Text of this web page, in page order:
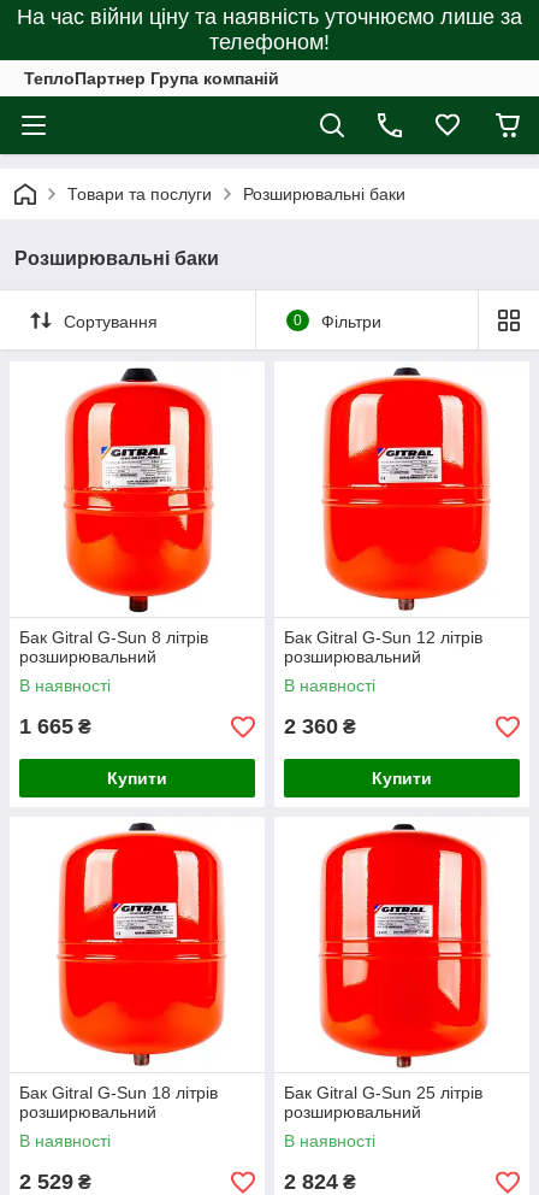
На час війни ціну та наявність уточнюємо лише за
телефоном!
ТеплоПартнер Група компаній
Товари та послуги Розширювальні баки
Розширювальні баки
Сортування 0 Фільтри
Бак Gitral G-Sun 8 літрів
розширювальний
В наявності
1 665 ₴
Купити
Бак Gitral G-Sun 12 літрів
розширювальний
В наявності
2 360 ₴
Купити
Бак Gitral G-Sun 18 літрів
розширювальний
В наявності
2 529 ₴
Бак Gitral G-Sun 25 літрів
розширювальний
В наявності
2 824 ₴